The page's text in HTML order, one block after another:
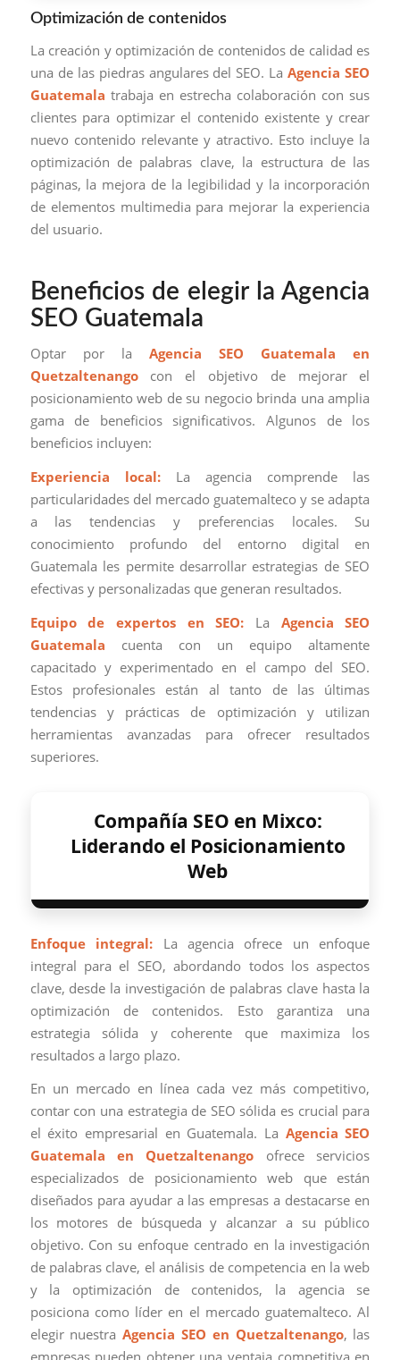
Optimización de contenidos
La creación y optimización de contenidos de calidad es
una de las piedras angulares del SEO. LaAgencia SEO
Guatemala trabaja en estrecha colaboración con sus
clientes para optimizar el contenido existente y crear
nuevo contenido relevante y atractivo. Esto incluye la
optimización de palabras clave, la estructura de las
páginas, la mejora de la legibilidad y la incorporación
de elementos multimedia para mejorar la experiencia
del usuario.
Beneficios de elegir la Agencia
SEO Guatemala
Optar por la Agencia SEO Guatemala en
Quetzaltenangocon el objetivo de mejorar el
posicionamiento web de su negocio brinda una amplia
gama de beneficios significativos. Algunos de los
beneficios incluyen:
Experiencia local:La agencia comprende las
particularidades del mercado guatemalteco y se adapta
a las tendencias y preferencias locales. Su
conocimiento profundo del entorno digital en
Guatemala les permite desarrollar estrategias de SEO
efectivas y personalizadas que generan resultados.
Equipo de expertos en SEO: La Agencia SEO
Guatemala cuenta con un equipo altamente
capacitado y experimentado en el campo del SEO.
Estos profesionales están al tanto de las últimas
tendencias y prácticas de optimización y utilizan
herramientas avanzadas para ofrecer resultados
superiores.
Compañía SEO en Mixco:
Liderando el Posicionamiento
Web
Enfoque integral: La agencia ofrece un enfoque
integral para el SEO, abordando todos los aspectos
clave, desde la investigación de palabras clave hasta la
optimización de contenidos. Esto garantiza una
estrategia sólida y coherente que maximiza los
resultados a largo plazo.
En un mercado en línea cada vez más competitivo,
contar con una estrategia de SEO sólida es crucial para
el éxito empresarial en Guatemala. La Agencia SEO
Guatemala en Quetzaltenango ofrece servicios
especializados de posicionamiento web que están
diseñados para ayudar a las empresas a destacarse en
los motores de búsqueda y alcanzar a su público
objetivo. Con su enfoque centrado en la investigación
de palabras clave, el análisis de competencia en la web
y la optimización de contenidos, la agencia se
posiciona como líder en el mercado guatemalteco. Al
elegir nuestraAgencia SEO en Quetzaltenango, las